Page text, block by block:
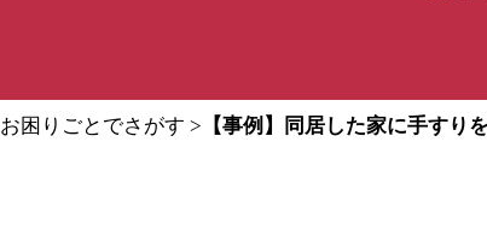
お困りごとでさがす > 【事例】同居した家に手すり